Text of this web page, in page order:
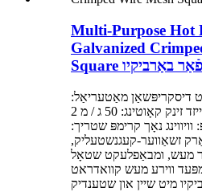
Multi-Purpose Hot
Galvanized
Square פֿאַר באַרביקיו
דיסקריפּשאַן מאַטעריאַל:
הייס-דיפּט גאַלוואַנייזד זינק קאָוטינג: 50 ג / מ 2
נאָך קרימפּ שטריך:
זשאַווער-קעגנשטעליק,
מעש, ומבאַפלעקט שטאָל
ווירע מעש קוואדראט
מיט שיין און שטענדיק